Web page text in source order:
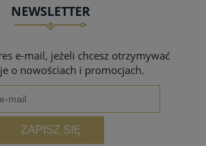
NEWSLETTER
e-mail, jeżeli chcesz otrzymywać
o nowościach i promocjach.
ZAPISZ SIĘ